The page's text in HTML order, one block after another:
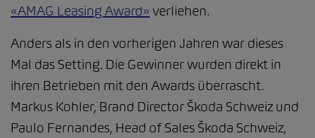
«AMAG Leasing Award» verliehen.
Anders als in den vorherigen Jahren war dieses
Mal das Setting. Die Gewinner wurden direkt in
ihren Betrieben mit den Awards überrascht.
Markus Kohler, Brand Director Škoda Schweiz und
Paulo Fernandes, Head of Sales Škoda Schweiz,